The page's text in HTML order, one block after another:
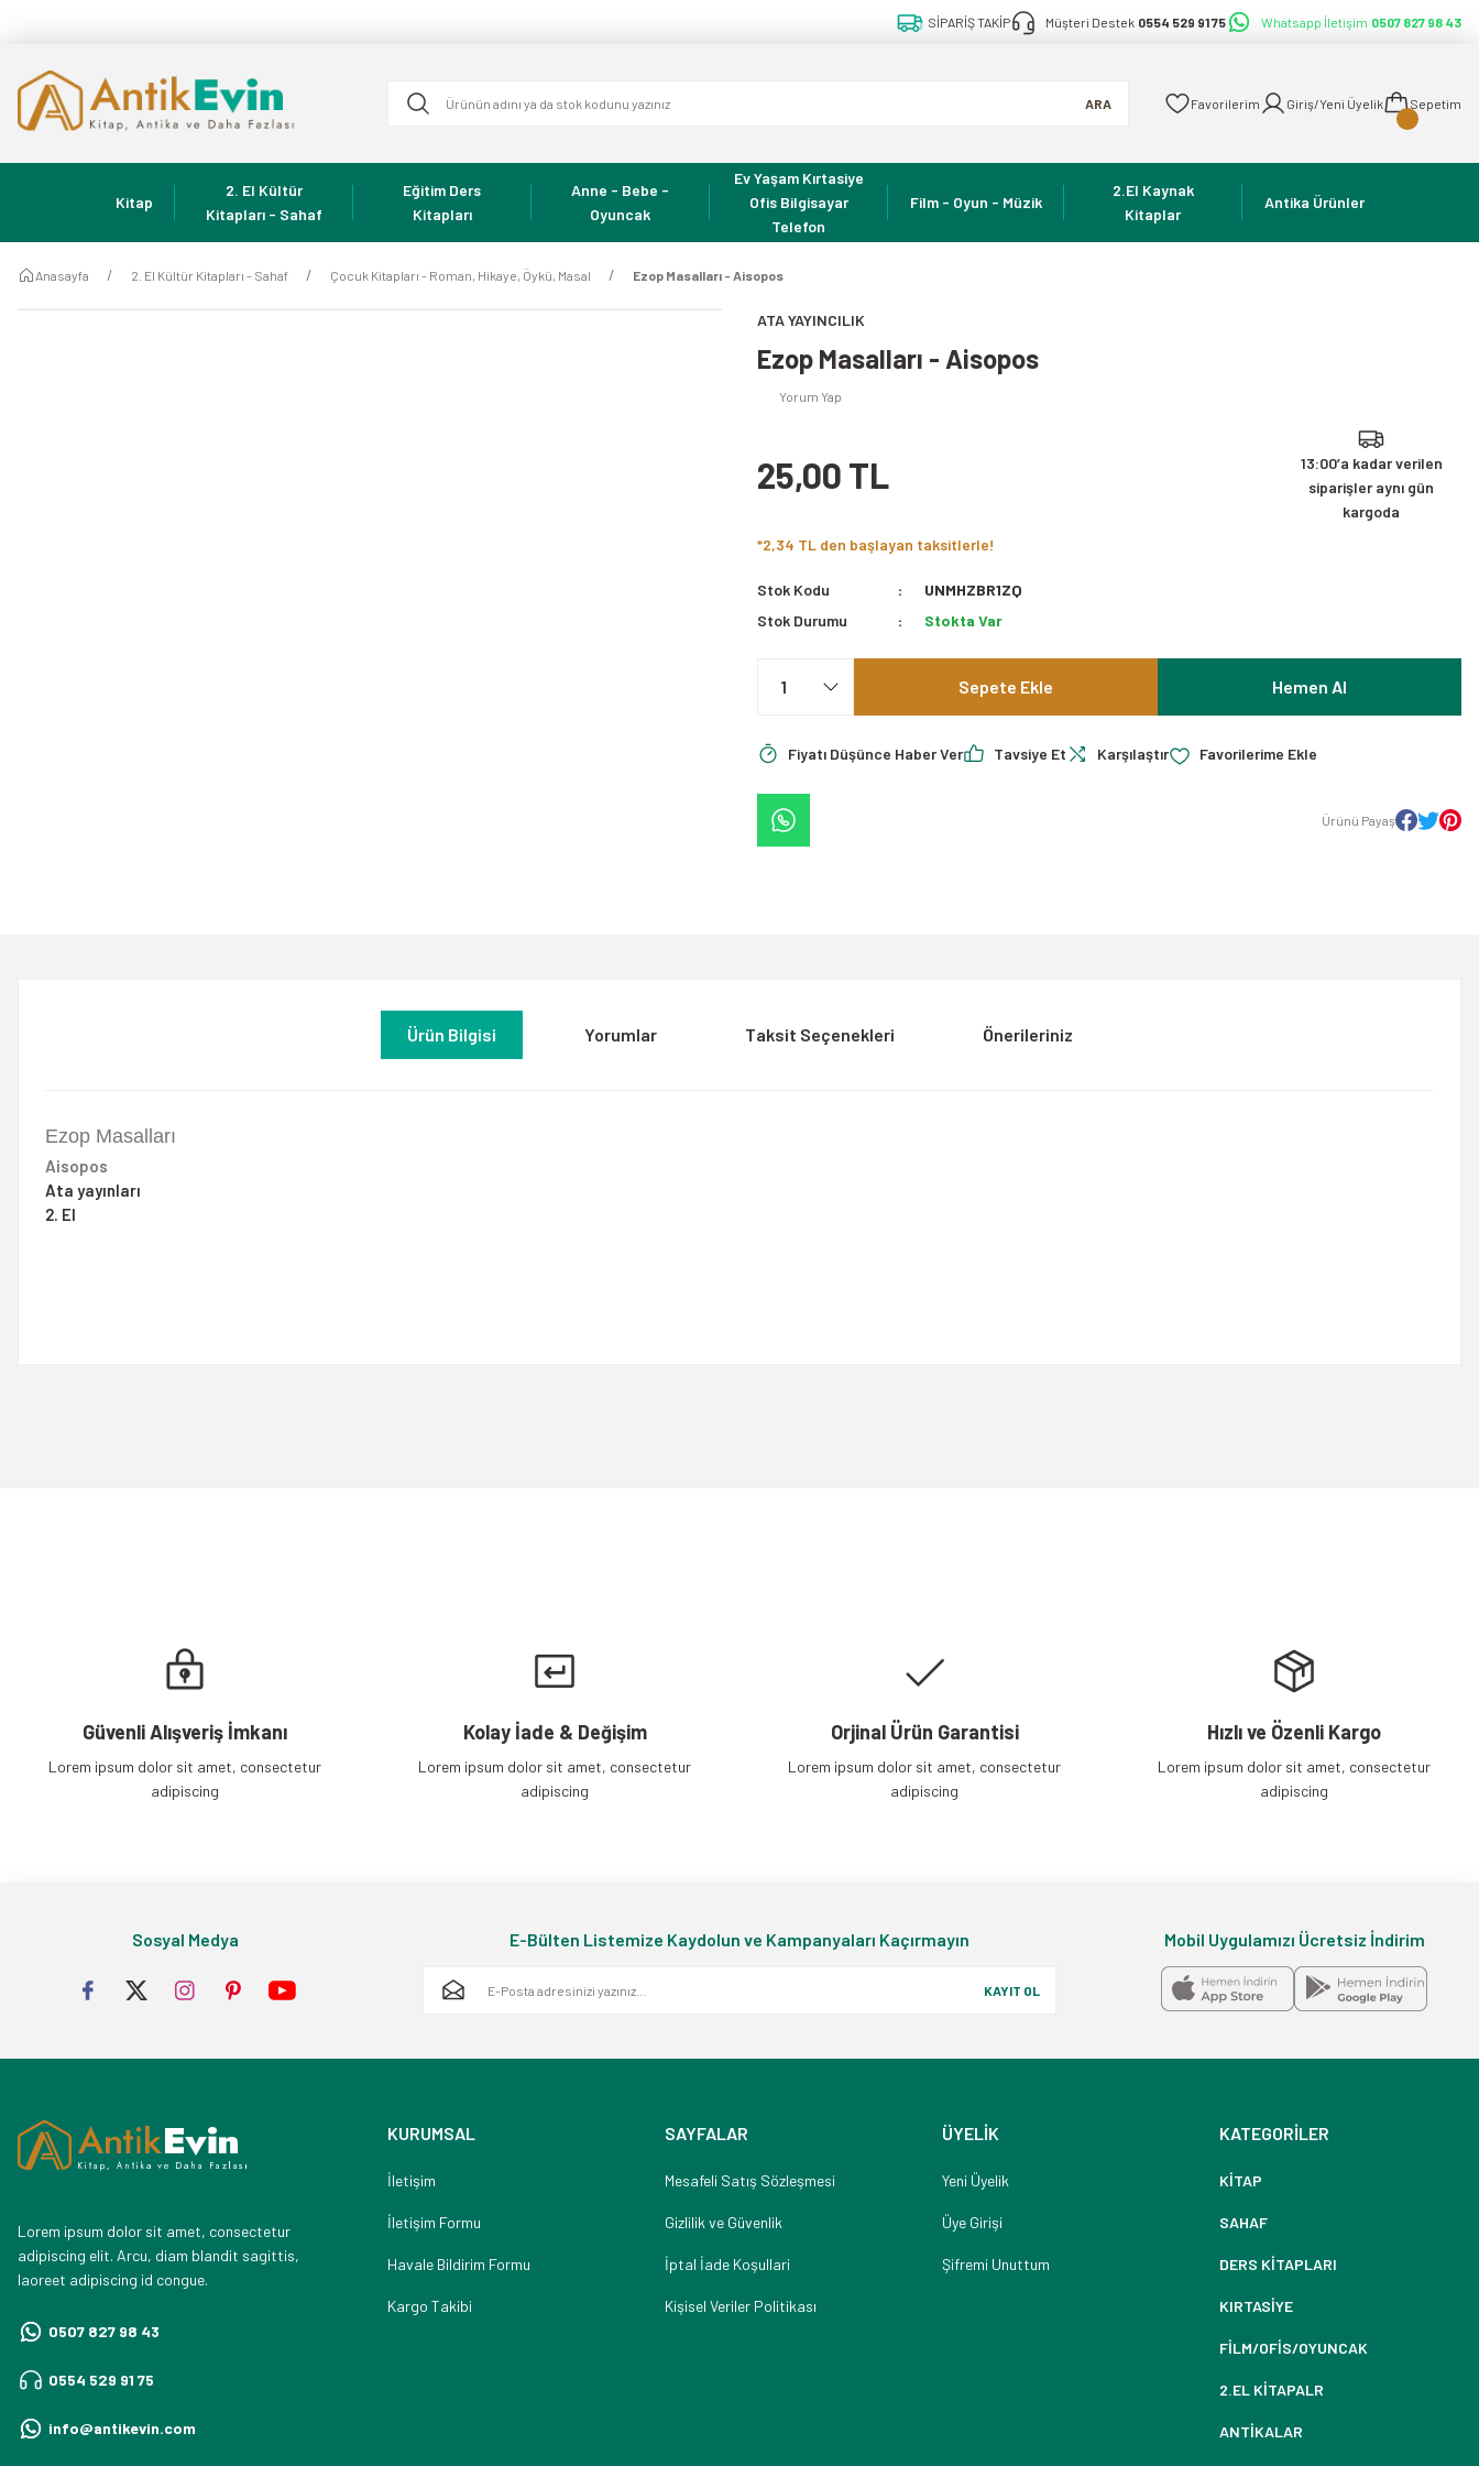
SİPARİŞ TAKİP Müşteri Destek 0554 529 91 75 Whatsapp İletişim 0507 827 98 43
ARA Favorilerim Giriş/Yeni Üyelik Sepetim
Kitap
2. El Kültür
Kitapları - Sahaf
Eğitim Ders
Kitapları
Anne - Bebe -
Oyuncak
Ev Yaşam Kırtasiye
Ofis Bilgisayar
Telefon
Film - Oyun - Müzik
2.El Kaynak
Kitaplar
Antika Ürünler
Anasayfa 2. El Kültür Kitapları - Sahaf Çocuk Kitapları - Roman, Hikaye, Öykü, Masal Ezop Masalları - Aisopos
ATA YAYINCILIK
Ezop Masalları - Aisopos
Yorum Yap
25,00 TL
13:00’a kadar verilen
siparişler aynı gün
kargoda
*2,34 TL den başlayan taksitlerle!
Stok Kodu
UNMHZBR1ZQ
Stok Durumu
Stokta Var
Sepete Ekle Hemen Al
Fiyatı Düşünce Haber Ver Tavsiye Et Karşılaştır
Ürünü Payaş
Ürün Bilgisi Yorumlar Taksit Seçenekleri Önerileriniz
Ezop Masalları
Aisopos
Ata yayınları
2. El
Güvenli Alışveriş İmkanı
Lorem ipsum dolor sit amet, consectetur
adipiscing
Kolay İade & Değişim
Lorem ipsum dolor sit amet, consectetur
adipiscing
Orjinal Ürün Garantisi
Lorem ipsum dolor sit amet, consectetur
adipiscing
Hızlı ve Özenli Kargo
Lorem ipsum dolor sit amet, consectetur
adipiscing
Sosyal Medya E-Bülten Listemize Kaydolun ve Kampanyaları Kaçırmayın
KAYIT OL
Mobil Uygulamızı Ücretsiz İndirim
Lorem ipsum dolor sit amet, consectetur
adipiscing elit. Arcu, diam blandit sagittis,
laoreet adipiscing id congue.
0507 827 98 43
0554 529 91 75
info@antikevin.com
KURUMSAL
İletişim
İletişim Formu
Havale Bildirim Formu
Kargo Takibi
SAYFALAR
Mesafeli Satış Sözleşmesi
Gizlilik ve Güvenlik
İptal İade Koşullari
Kişisel Veriler Politikası
ÜYELİK
Yeni Üyelik
Üye Girişi
Şifremi Unuttum
KATEGORİLER
KİTAP
SAHAF
DERS KİTAPLARI
KIRTASİYE
FİLM/OFİS/OYUNCAK
2.EL KİTAPALR
ANTİKALAR